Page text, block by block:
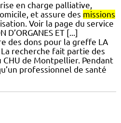
en charge palliative,
et assure des missions
Voir la page du service
ET [...]
des dons pour la greffe LA
La recherche fait partie des
de Montpellier. Pendant
professionnel de santé